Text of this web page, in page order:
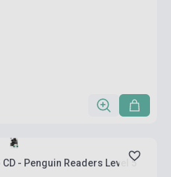
- Penguin Readers Level 5